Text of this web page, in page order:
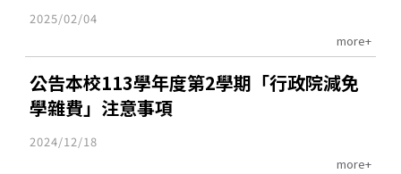
2025/02/04
more+
公告本校113學年度第2學期「行政院減免
學雜費」注意事項
2024/12/18
more+